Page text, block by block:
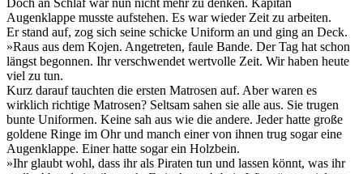
Augenklappe musste aufstehen. Es war wieder Zeit zu arbeiten.
Er stand auf, zog sich seine schicke Uniform an und ging an Deck.
»Raus aus dem Kojen. Angetreten, faule Bande. Der Tag hat schon
längst begonnen. Ihr verschwendet wertvolle Zeit. Wir haben heute
viel zu tun.
Kurz darauf tauchten die ersten Matrosen auf. Aber waren es
wirklich richtige Matrosen? Seltsam sahen sie alle aus. Sie trugen
bunte Uniformen. Keine sah aus wie die andere. Jeder hatte große
goldene Ringe im Ohr und manch einer von ihnen trug sogar eine
Augenklappe. Einer hatte sogar ein Holzbein.
»Ihr glaubt wohl, dass ihr als Piraten tun und lassen könnt, was ihr